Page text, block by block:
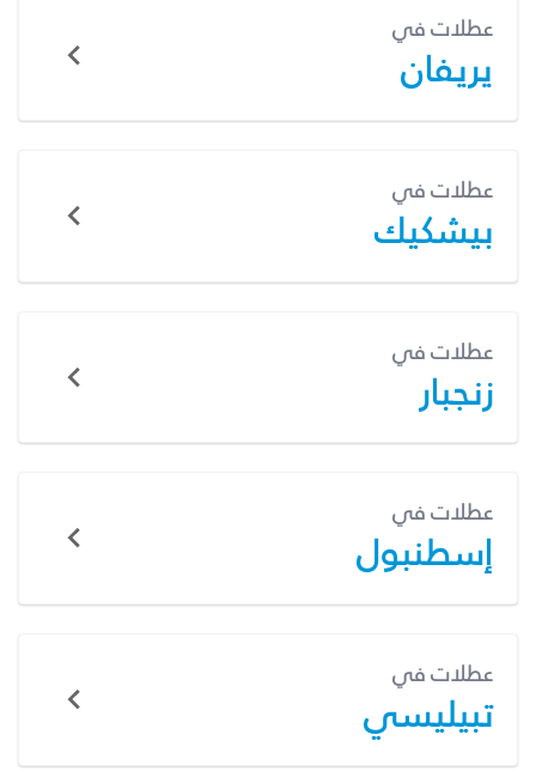
عطلات في
يريفان
عطلات في
بيشكيك
عطلات في
زنجبار
عطلات في
إسطنبول
عطلات في
تبيليسي